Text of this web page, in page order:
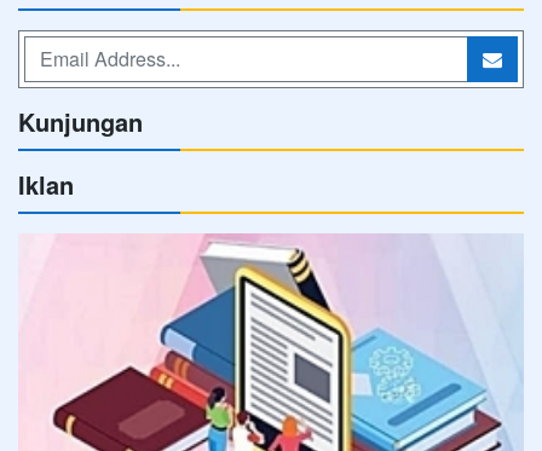
Kunjungan
Iklan